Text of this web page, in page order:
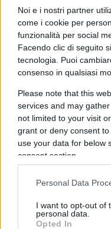
Noi e i nostri partner
come i cookie per
funzionalità per social
Facendo clic di seguito
tecnologia. Puoi
consenso in qualsiasi
Please note that this
services and may
not limited to your visit
grant or deny consent
use your data for below
consent section.
Personal Data
I want to opt-out of
personal data.
Opted In
cryptovalute che
euro una serie di
candidato filo-
testa di ponte del
pro-Russia. La
degli “attacchi
campagna
“finanziamenti
Ieri la Corte ha
merito a “frodi tali
del mandato
che avrebbero